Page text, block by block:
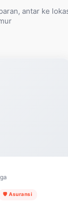
antar ke
🛡️ Asuransi